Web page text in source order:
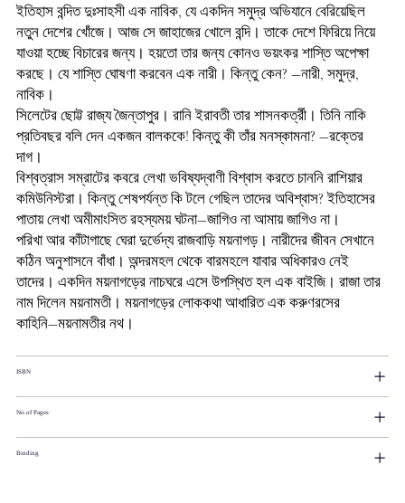
ইতিহাস বন্দিত দুঃসাহসী এক নাবিক, যে একদিন সমুদ্র অভিযানে বেরিয়েছিল
নতুন দেশের খোঁজে। আজ সে জাহাজের খোলে বন্দি। তাকে দেশে ফিরিয়ে নিয়ে
যাওয়া হচ্ছে বিচারের জন্য। হয়তো তার জন্য কোনও ভয়ংকর শাস্তি অপেক্ষা
করছে। যে শাস্তি ঘোষণা করবেন এক নারী। কিন্তু কেন? ―নারী, সমুদ্র,
নাবিক।
সিলেটের ছোট্ট রাজ্য জৈন্তাপুর। রানি ইরাবতী তার শাসনকর্ত্রী। তিনি নাকি
প্রতিবছর বলি দেন একজন বালককে! কিন্তু কী তাঁর মনস্কামনা? ―রক্তের
দাগ।
বিশ্বত্রাস সম্রাটের কবরে লেখা ভবিষ্যদ্বাণী বিশ্বাস করতে চাননি রাশিয়ার
কমিউনিস্টরা। কিন্তু শেষপর্যন্ত কি টলে গেছিল তাদের অবিশ্বাস? ইতিহাসের
পাতায় লেখা অমীমাংসিত রহস্যময় ঘটনা―জাগিও না আমায় জাগিও না।
পরিখা আর কাঁটাগাছে ঘেরা দুর্ভেদ্য রাজবাড়ি ময়নাগড়। নারীদের জীবন সেখানে
কঠিন অনুশাসনে বাঁধা। অন্দরমহল থেকে বারমহলে যাবার অধিকারও নেই
তাদের। একদিন ময়নাগড়ের নাচঘরে এসে উপস্থিত হল এক বাইজি। রাজা তার
নাম দিলেন ময়নামতী। ময়নাগড়ের লোককথা আধারিত এক করুণরসের
কাহিনি―ময়নামতীর নথ।
ISBN
No.of Pages
Binding